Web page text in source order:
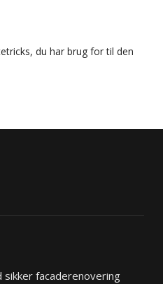
du har brug for til den
facaderenovering